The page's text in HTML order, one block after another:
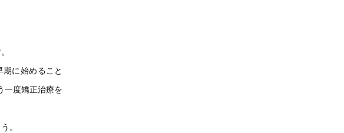
に始めること
一度矯正治療を
。